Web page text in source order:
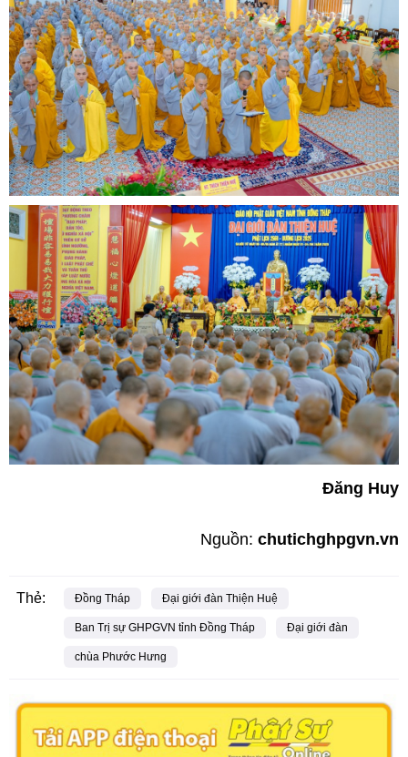
Đăng Huy
Nguồn: chutichghpgvn.vn
Thẻ: Đồng Tháp Đại giới đàn Thiện Huệ
Ban Trị sự GHPGVN tỉnh Đồng Tháp Đại giới đàn
chùa Phước Hưng